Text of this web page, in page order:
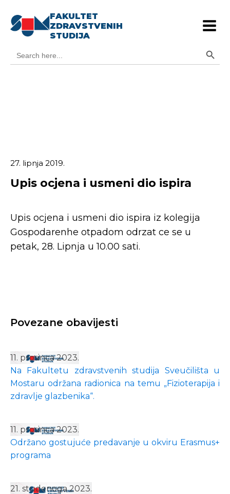
FAKULTET
ZDRAVSTVENIH
STUDIJA
for:
27. lipnja 2019.
Upis ocjena i usmeni dio ispira
Upis ocjena i usmeni dio ispira iz kolegija
Gospodarenhe otpadom odrzat ce se u
petak, 28. Lipnja u 10.00 sati.
Povezane obavijesti
11. prosinca 2023.
Na Fakultetu zdravstvenih studija Sveučilišta u
Mostaru održana radionica na temu „Fizioterapija i
zdravlje glazbenika“.
11. prosinca 2023.
Održano gostujuće predavanje u okviru Erasmus+
programa
21. studenoga 2023.